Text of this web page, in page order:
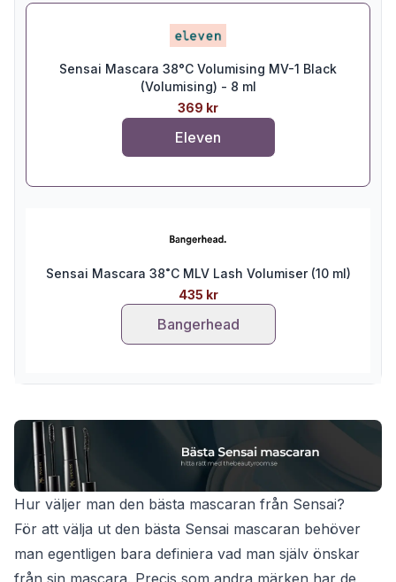
Sensai Mascara 38°C Volumising MV-1 Black
(Volumising) - 8 ml
369 kr
Eleven
Sensai Mascara 38˚C MLV Lash Volumiser (10 ml)
435 kr
Bangerhead
Hur väljer man den bästa mascaran från Sensai?
För att välja ut den bästa Sensai mascaran behöver
man egentligen bara definiera vad man själv önskar